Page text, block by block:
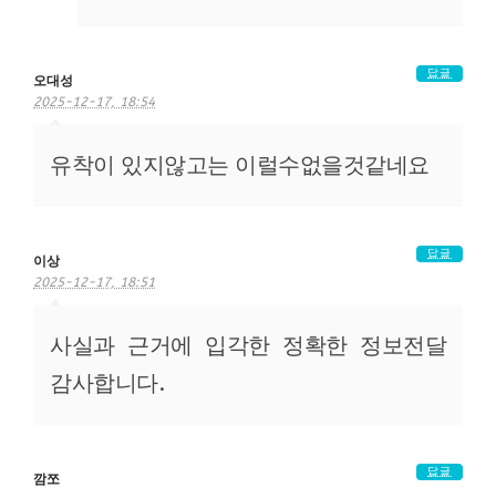
오대성
2025-12-17, 18:54
유착이 있지않고는 이럴수없을것같네요
답글
이상
2025-12-17, 18:51
사실과 근거에 입각한 정확한 정보전달
감사합니다.
답글
깜쪼
답글